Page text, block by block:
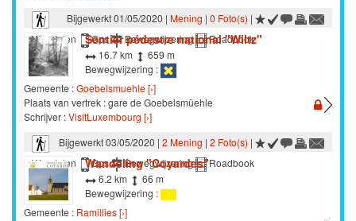
Bijgewerkt 01/05/2020 | Mening | 0 Foto(s) |
Wandelen
Gps Bewegwijzering Roadbook
Sentier pédestre national "Wiltz"
16.7 km
659 m
Bewegwijzering :
Gemeente :Goebelsmuehle [›]
Plaats van vertrek : gare de Goebelsmüehle
Schrijver :VisitLuxembourg [›]
Bijgewerkt 03/05/2020 | 2 Mening | 2 Foto(s) |
Wandelen
Gps Bewegwijzering Roadbook
Wandeling "Coyardes"
6.2 km
66 m
Bewegwijzering :
Gemeente : Ramillies [›]